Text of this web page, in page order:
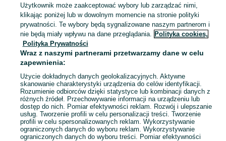
Mapa kategorii
Mapa miejscowości
Mapa ministron
Popularne wyszukiwania
Użytkownik może zaakceptować wybory lub zarządzać nimi,
klikając poniżej lub w dowolnym momencie na stronie polityki
prywatności. Te wybory będą sygnalizowane naszym partnerom i
nie będą miały wpływu na dane przeglądania. Polityka cookies,
Polityka Prywatności
Wraz z naszymi partnerami przetwarzamy dane w celu
zapewnienia:
Użycie dokładnych danych geolokalizacyjnych. Aktywne
skanowanie charakterystyki urządzenia do celów identyfikacji.
Rozumienie odbiorców dzięki statystyce lub kombinacji danych z
różnych źródeł. Przechowywanie informacji na urządzeniu lub
dostęp do nich. Pomiar efektywności reklam. Rozwój i ulepszanie
usług. Tworzenie profili w celu personalizacji treści. Tworzenie
profili w celu spersonalizowanych reklam. Wykorzystywanie
ograniczonych danych do wyboru reklam. Wykorzystywanie
ograniczonych danych do wyboru treści. Pomiar efektywności